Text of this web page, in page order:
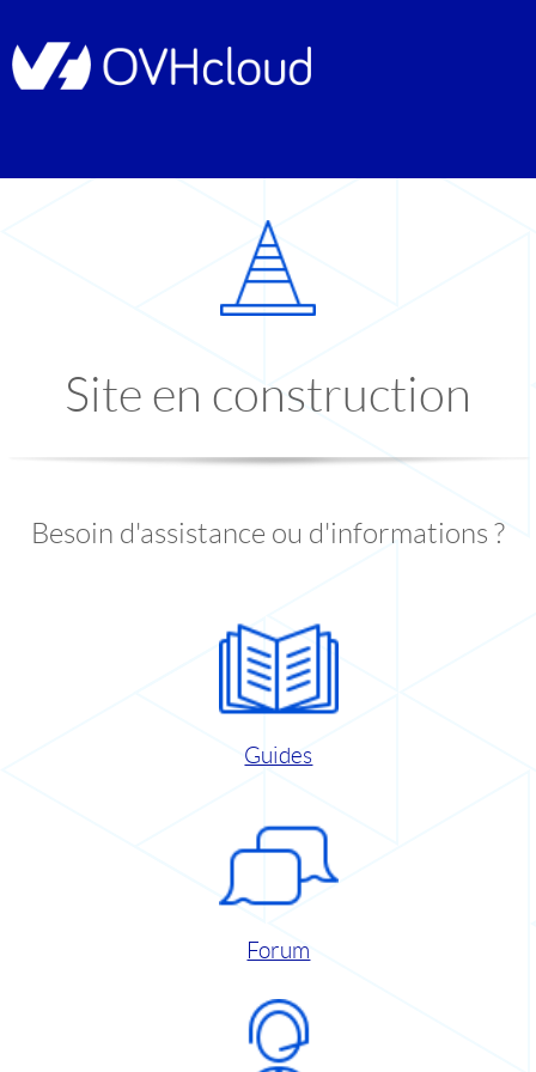
Site en construction
Besoin d'assistance ou d'informations ?
Guides
Forum